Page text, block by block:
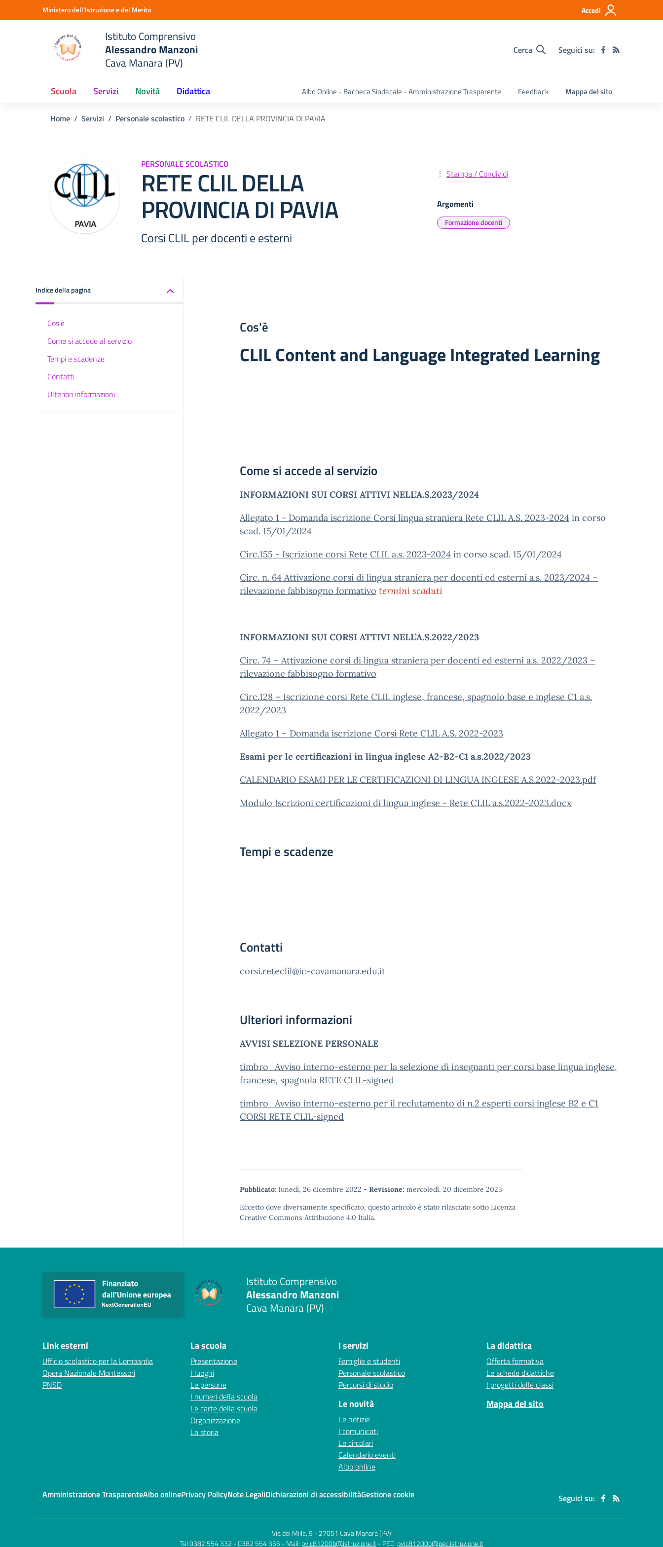
Vai ai contenuti
Vai al menu di navigazioneMinistero dell'Istruzione e del Merito Accedi
Istituto Comprensivo
Alessandro Manzoni
Cava Manara (PV)
Cerca Seguici su:
Scuola Servizi Novità Didattica Albo Online - Bacheca Sindacale - Amministrazione Trasparente Feedback Mappa del sito
Home Servizi Personale scolastico RETE CLIL DELLA PROVINCIA DI PAVIA
PERSONALE SCOLASTICO
RETE CLIL DELLA
PROVINCIA DI PAVIA
Corsi CLIL per docenti e esterni
Stampa / Condividi
Argomenti
Formazione docenti
Indice della pagina
Cos'è
Come si accede al servizio
Tempi e scadenze
Contatti
Ulteriori informazioni
Cos'è
CLIL Content and Language Integrated Learning
Come si accede al servizio
INFORMAZIONI SUI CORSI ATTIVI NELL’A.S.2023/2024
Allegato 1 - Domanda iscrizione Corsi lingua straniera Rete CLIL A.S. 2023-2024 in corso
scad. 15/01/2024
Circ.155 - Iscrizione corsi Rete CLIL a.s. 2023-2024 in corso scad. 15/01/2024
Circ. n. 64 Attivazione corsi di lingua straniera per docenti ed esterni a.s. 2023/2024 –
rilevazione fabbisogno formativo termini scaduti
INFORMAZIONI SUI CORSI ATTIVI NELL’A.S.2022/2023
Circ. 74 – Attivazione corsi di lingua straniera per docenti ed esterni a.s. 2022/2023 –
rilevazione fabbisogno formativo
Circ.128 – Iscrizione corsi Rete CLIL inglese, francese, spagnolo base e inglese C1 a.s.
2022/2023
Allegato 1 – Domanda iscrizione Corsi Rete CLIL A.S. 2022-2023
Esami per le certificazioni in lingua inglese A2-B2-C1 a.s.2022/2023
CALENDARIO ESAMI PER LE CERTIFICAZIONI DI LINGUA INGLESE A.S.2022-2023.pdf
Modulo Iscrizioni certificazioni di lingua inglese - Rete CLIL a.s.2022-2023.docx
Tempi e scadenze
Contatti
corsi.reteclil@ic-cavamanara.edu.it
Ulteriori informazioni
AVVISI SELEZIONE PERSONALE
timbro_Avviso interno-esterno per la selezione di insegnanti per corsi base lingua inglese,
francese, spagnola RETE CLIL-signed
timbro_Avviso interno-esterno per il reclutamento di n.2 esperti corsi inglese B2 e C1
CORSI RETE CLIL-signed
Pubblicato: lunedì, 26 dicembre 2022 - Revisione: mercoledì, 20 dicembre 2023
Eccetto dove diversamente specificato, questo articolo è stato rilasciato sotto Licenza
Creative Commons Attribuzione 4.0 Italia.
Istituto Comprensivo
Alessandro Manzoni
Cava Manara (PV)
Link esterni
Ufficio scolastico per la Lombardia
Opera Nazionale Montessori
PNSD
La scuola
Presentazione
I luoghi
Le persone
I numeri della scuola
Le carte della scuola
Organizzazione
La storia
I servizi
Famiglie e studenti
Personale scolastico
Percorsi di studio
Le novità
Le notizie
I comunicati
Le circolari
Calendario eventi
Albo online
La didattica
Offerta formativa
Le schede didattiche
I progetti delle classi
Mappa del sito
Amministrazione TrasparenteAlbo onlinePrivacy PolicyNote LegaliDichiarazioni di accessibilitàGestione cookie Seguici su:
Via dei Mille, 9 -27051 Cava Manara (PV)
Tel 0382 554 332 - 0382 554 335 - Mail: pvic81200b@istruzione.it - PEC: pvic81200b@pec.istruzione.it